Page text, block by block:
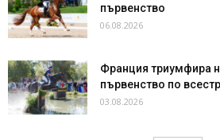
първенство
06.08.2026
Франция триумфира
първенство по
03.08.2026